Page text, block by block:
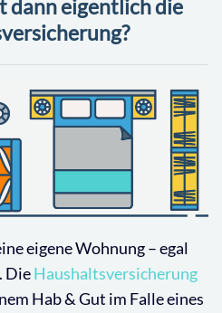
dann eigentlich die
eigene Wohnung – egal
DieHaushaltsversicherung
Hab & Gut im Falle eines